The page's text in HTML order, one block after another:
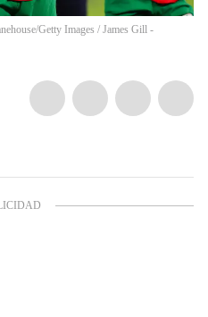
Getty Images / James Gill -